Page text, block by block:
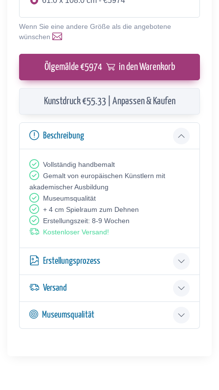
Wenn Sie eine andere Größe als die angebotene
wünschen
Ölgemälde €5974 in den Warenkorb
Kunstdruck €55.33 | Anpassen & Kaufen
Beschreibung
Vollständig handbemalt
Gemalt von europäischen Künstlern mit
akademischer Ausbildung
Museumsqualität
+ 4 cm Spielraum zum Dehnen
Erstellungszeit: 8-9 Wochen
Kostenloser Versand!
Erstellungsprozess
Versand
Museumsqualität